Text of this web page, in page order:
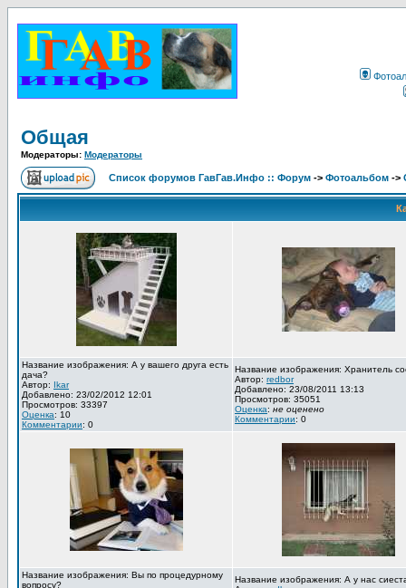
Общая
Модераторы: Модераторы
Список форумов ГавГав.Инфо :: Форум -> Фотоальбом ->
Название изображения: А у вашего друга есть
дача?
Автор: Ikar
Добавлено: 23/02/2012 12:01
Просмотров: 33397
Оценка: 10
Комментарии: 0
Название изображения: Хранитель
Автор: redbor
Добавлено: 23/08/2011 13:13
Просмотров: 35051
Оценка: не оценено
Комментарии: 0
Название изображения: Вы по процедурному
вопросу?
Название изображения: А у нас